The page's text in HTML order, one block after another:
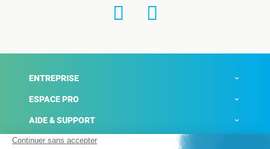
ENTREPRISE
ESPACE PRO
AIDE & SUPPORT
ACTUALITÉS